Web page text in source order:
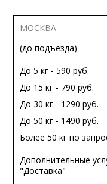
МОСКВА
(до подъезда)
До 5 кг - 590 руб.
До 15 кг - 790 руб.
До 30 кг - 1290 руб.
До 50 кг - 1490 руб.
Более 50 кг по
Дополнительные
"Доставка"